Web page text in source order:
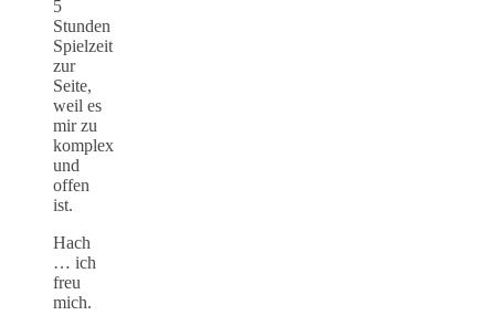
5
Stunden
Spielzeit
zur
Seite,
weil es
mir zu
komplex
und
offen
ist.
Hach
… ich
freu
mich.